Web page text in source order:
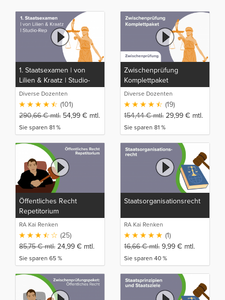
1. Staatsexamen | von
Lilien & Kraatz | Studio-
Rep
Diverse Dozenten
(101)
290,66€mtl. 54,99 € mtl.
Sie sparen 81 %
Zwischenprüfung
Komplettpaket
Diverse Dozenten
(19)
154,44€mtl. 29,99 € mtl.
Sie sparen 81 %
Öffentliches Recht
Repetitorium
RA Kai Renken
(25)
85,75€mtl. 24,99 € mtl.
Sie sparen 65 %
Staatsorganisationsrecht
RA Kai Renken
(1)
16,66€mtl. 9,99 € mtl.
Sie sparen 40 %